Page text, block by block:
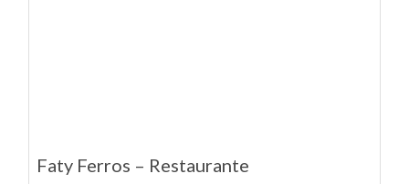
Faty Ferros – Restaurante